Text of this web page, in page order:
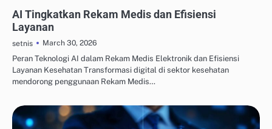
AI Tingkatkan Rekam Medis dan Efisiensi
Layanan
setnis
March 30, 2026
Peran Teknologi AI dalam Rekam Medis Elektronik dan Efisiensi
Layanan Kesehatan Transformasi digital di sektor kesehatan
mendorong penggunaan Rekam Medis…